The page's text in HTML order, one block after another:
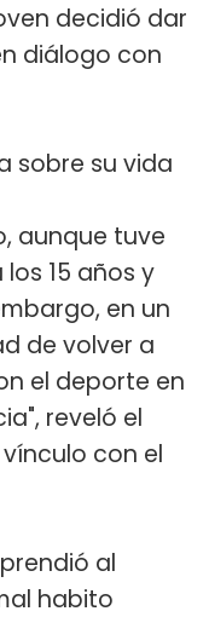
decidió dar
diálogo con
sobre su vida
aunque tuve
15 años y
en un
de volver a
el deporte en
reveló el
con el
al
habito